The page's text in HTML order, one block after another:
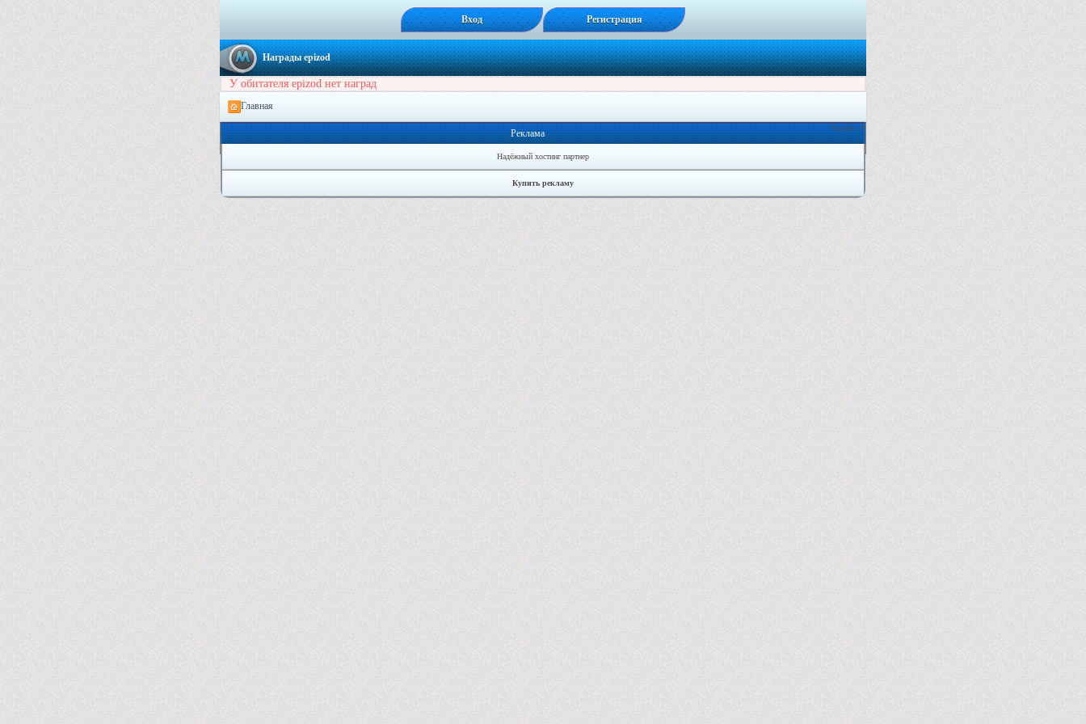
Вход Регистрация
Награды epizod
У обитателя epizod нет наград
Главная
Онлайн: 0
Реклама
Надёжный хостинг партнер
Купить рекламу